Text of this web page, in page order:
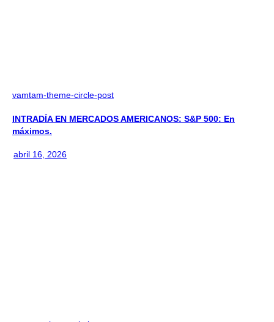
vamtam-theme-circle-post
INTRADÍA EN MERCADOS AMERICANOS: S&P 500: En
máximos.
abril 16, 2026